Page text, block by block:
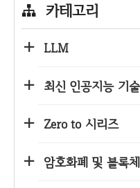
카테고리
LLM
최신 인공지능 기술
Zero to 시리즈
암호화폐 및 블록